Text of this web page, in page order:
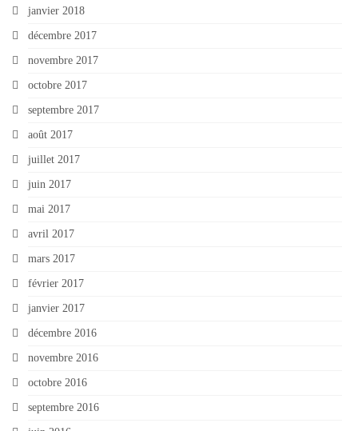
janvier 2018
décembre 2017
novembre 2017
octobre 2017
septembre 2017
août 2017
juillet 2017
juin 2017
mai 2017
avril 2017
mars 2017
février 2017
janvier 2017
décembre 2016
novembre 2016
octobre 2016
septembre 2016